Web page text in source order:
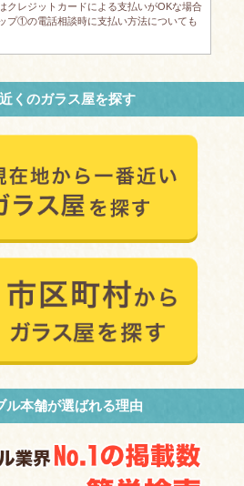
クレジットカードによる支払いがOKな場合
プ①の電話相談時に支払い方法についても
くのガラス屋を探す
ル本舗が選ばれる理由